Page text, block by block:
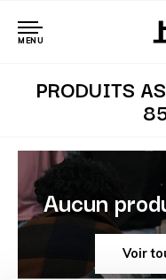
MENU
PRODUITS
Aucun
Voir